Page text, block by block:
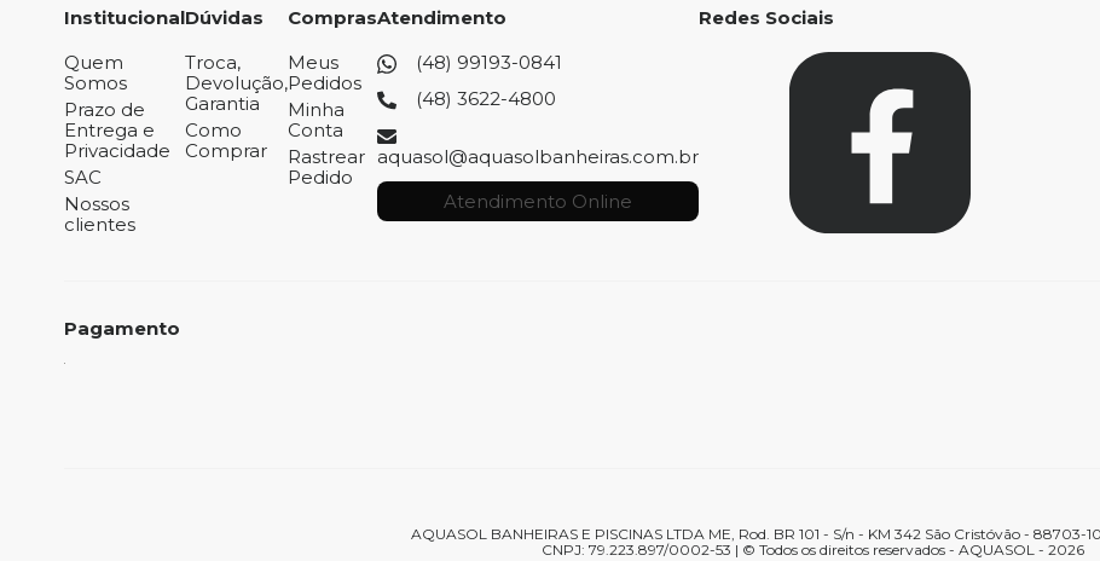
Institucional
Quem
Somos
Prazo de
Entrega e
Privacidade
SAC
Nossos
clientes
Dúvidas
Troca,
Devolução,
Garantia
Como
Comprar
Compras
Meus
Pedidos
Minha
Conta
Rastrear
Pedido
Atendimento
(48) 99193-0841
(48) 3622-4800
aquasol@aquasolbanheiras.com.br
Atendimento Online
Redes Sociais
Pagamento
AQUASOL BANHEIRAS E PISCINAS LTDA ME, Rod. BR 101 - S/n - KM 342 São Cristóvão - 88703-
CNPJ: 79.223.897/0002-53 | © Todos os direitos reservados - AQUASOL - 2026